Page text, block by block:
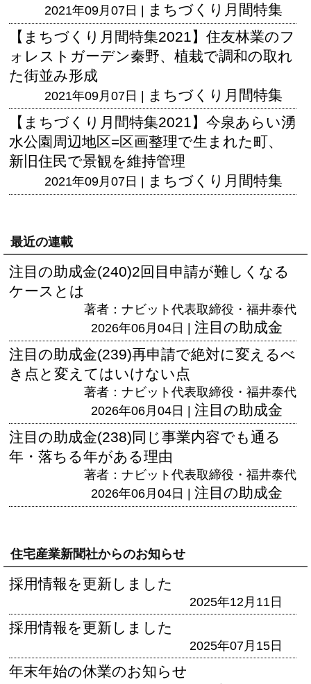
2021年09月07日 | まちづくり月間特集
【まちづくり月間特集2021】住友林業のフ
ォレストガーデン秦野、植栽で調和の取れ
た街並み形成
2021年09月07日 | まちづくり月間特集
【まちづくり月間特集2021】今泉あらい湧
水公園周辺地区=区画整理で生まれた町、
新旧住民で景観を維持管理
2021年09月07日 | まちづくり月間特集
最近の連載
注目の助成金(240)2回目申請が難しくなる
ケースとは
著者：ナビット代表取締役・福井泰代
2026年06月04日 | 注目の助成金
注目の助成金(239)再申請で絶対に変えるべ
き点と変えてはいけない点
著者：ナビット代表取締役・福井泰代
2026年06月04日 | 注目の助成金
注目の助成金(238)同じ事業内容でも通る
年・落ちる年がある理由
著者：ナビット代表取締役・福井泰代
2026年06月04日 | 注目の助成金
住宅産業新聞社からのお知らせ
採用情報を更新しました
2025年12月11日
採用情報を更新しました
2025年07月15日
年末年始の休業のお知らせ